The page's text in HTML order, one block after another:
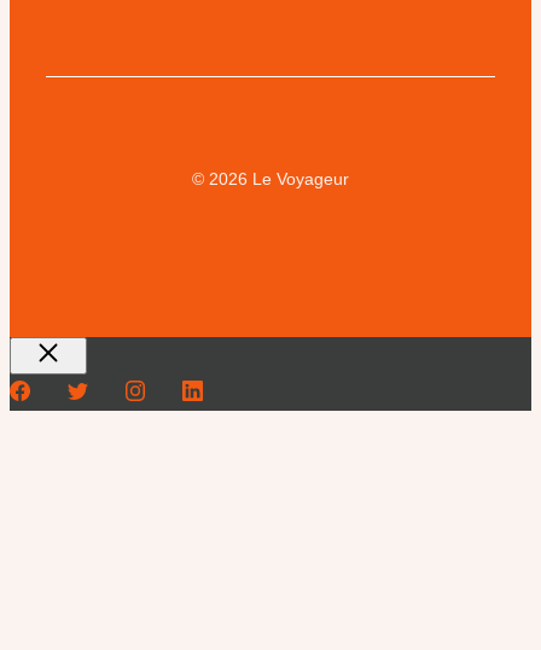
© 2026 Le Voyageur
Fermer